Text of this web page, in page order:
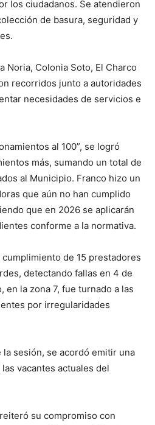
los ciudadanos. Se atendieron
de basura, seguridad y
Noria, Colonia Soto, El Charco
recorridos junto a autoridades
necesidades de servicios e
al 100”, se logró
más, sumando un total de
al Municipio. Franco hizo un
que aún no han cumplido
que en 2026 se aplicarán
conforme a la normativa.
de 15 prestadores
detectando fallas en 4 de
en la zona 7, fue turnado a las
por irregularidades
la sesión, se acordó emitir una
vacantes actuales del
su compromiso con